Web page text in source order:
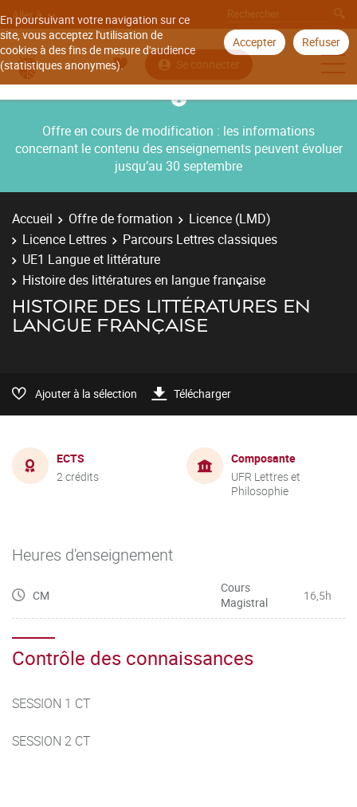
En poursuivant votre navigation sur ce
site, vous acceptez l'utilisation de
cookies à des fins de mesure d'audience
(statistiques anonymes).
Accepter Refuser
Aller à
Se connecter
Offre en cours de modification : les informations
concernant le contenu des enseignements peuvent évoluer
jusqu’au 30 septembre
Accueil Offre de formation
Licence (LMD)
Licence Lettres
Parcours Lettres classiques
UE1 Langue et littérature
Histoire des littératures en langue française
HISTOIRE DES LITTÉRATURES EN
LANGUE FRANÇAISE
Ajouter à la sélection Télécharger
ECTS
2 crédits
Composante
UFR Lettres et
Philosophie
Heures d'enseignement
CM
Cours
Magistral
16,5h
Contrôle des connaissances
SESSION 1 CT
SESSION 2 CT